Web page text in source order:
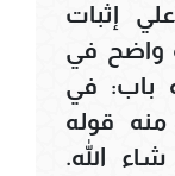
إثبات
واضح في
باب: في
منه قوله
الله.